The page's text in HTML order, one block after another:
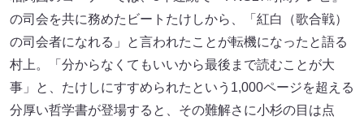
の司会を共に務めたビートたけしから、「紅白（歌合戦）
の司会者になれる」と言われたことが転機になったと語る
村上。「分からなくてもいいから最後まで読むことが大
事」と、たけしにすすめられたという1,000ページを超える
分厚い哲学書が登場すると、その難解さに小杉の目は点